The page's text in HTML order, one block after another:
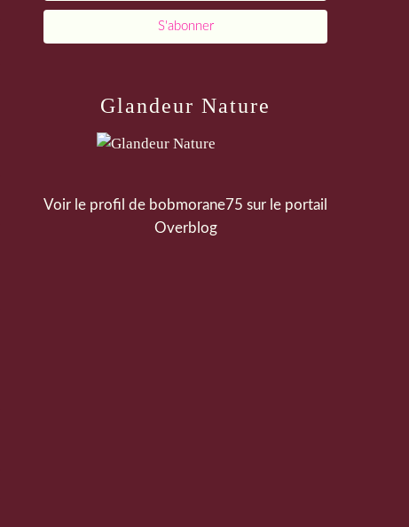
Glandeur Nature
Voir le profil de bobmorane75 sur le portail
Overblog